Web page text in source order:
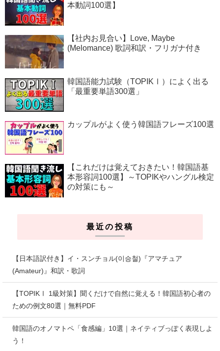
本動詞100選】
【社内お見合い】Love, Maybe
(Melomance) 歌詞和訳・フリガナ付き
韓国語能力試験（TOPIKⅠ）によく出る
「最重要単語300選」
カップルがよく使う韓国語フレーズ100選
【これだけは覚えておきたい！韓国語基
本形容詞100選】～TOPIKやハングル検定
の対策にも～
最近の投稿
【日本語訳付き】イ・スンチョル(이승철)『アマチュア
(Amateur)』和訳・歌詞
【TOPIKⅠ 1級対策】聞くだけで自然に覚える！韓国語初心者の
ための例文80選｜無料PDF
韓国語のオノマトペ「食感編」10選｜ネイティブっぽく表現しよ
う！